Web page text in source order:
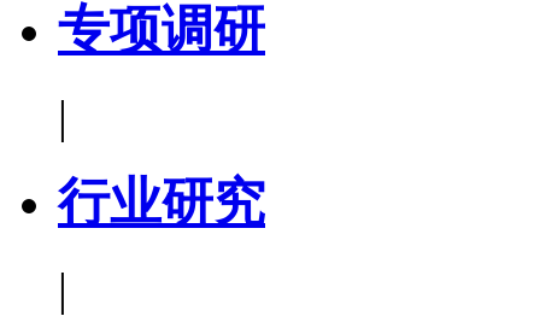
专项调研
|
行业研究
|